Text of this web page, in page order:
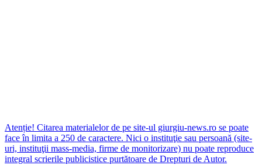
Atenție! Citarea materialelor de pe site-ul giurgiu-news.ro se poate
face în limita a 250 de caractere. Nici o instituţie sau persoană (site-
uri, instituţii mass-media, firme de monitorizare) nu poate reproduce
integral scrierile publicistice purtătoare de Drepturi de Autor.